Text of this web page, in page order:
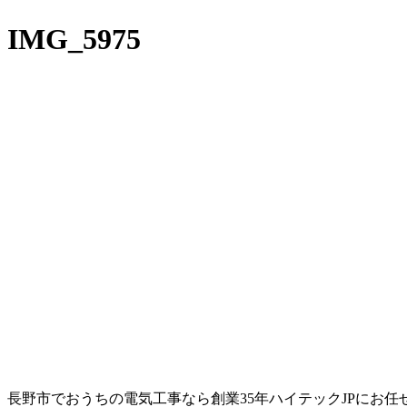
IMG_5975
長野市でおうちの電気工事なら創業35年ハイテックJPにお任